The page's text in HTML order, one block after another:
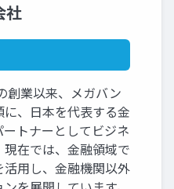
社
創業以来、メガバン
、日本を代表する金
トナーとしてビジネ
在では、金融領域で
用し、金融機関以外